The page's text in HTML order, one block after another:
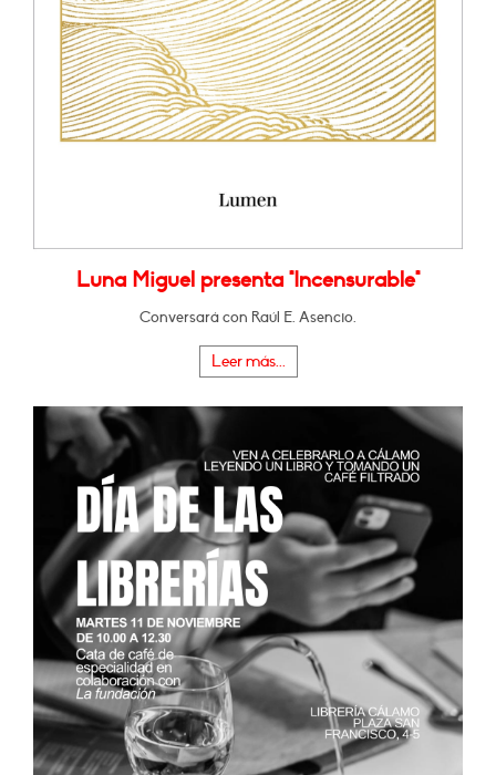
Luna Miguel presenta "Incensurable"
Conversará con Raúl E. Asencio.
Leer más...